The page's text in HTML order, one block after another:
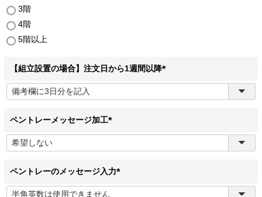
3階
4階
5階以上
【組立設置の場合】注文日から1週間以降
(
ペントレーメッセージ加工
(
)
ペントレーのメッセージ入力
(